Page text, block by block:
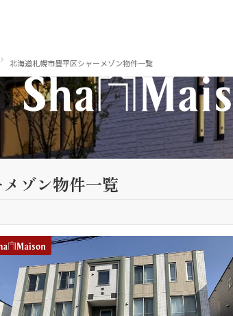
中部 市区郡・
北海道札幌市豊平区シャーメゾン物件一覧
ゾン物件一覧